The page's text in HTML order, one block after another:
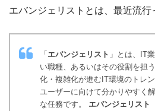
エバンジェリストとは、最近流行
「エバンジェリスト 」とは、IT
い職種、あるいはその役割を担
化・複雑化が進むIT環境のトレ
ユーザーに向けて分かりやすく
な任務です。 エバンジェリスト